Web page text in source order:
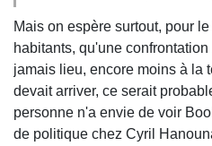
Mais on espère surtout, pour
habitants, qu'une
jamais lieu, encore moins à la
devait arriver, ce serait
personne n'a envie de voir
de politique chez Cyril